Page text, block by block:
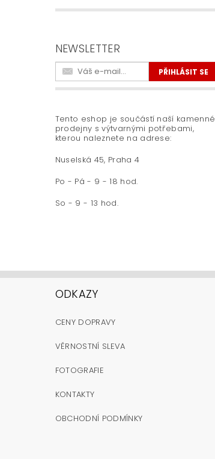
NEWSLETTER
Tento eshop je součástí naší kamenné
prodejny s výtvarnými potřebami,
kterou naleznete na adrese:
Nuselská 45, Praha 4
Po - Pá - 9 - 18 hod.
So - 9 - 13 hod.
ODKAZY
CENY DOPRAVY
VĚRNOSTNÍ SLEVA
FOTOGRAFIE
KONTAKTY
OBCHODNÍ PODMÍNKY